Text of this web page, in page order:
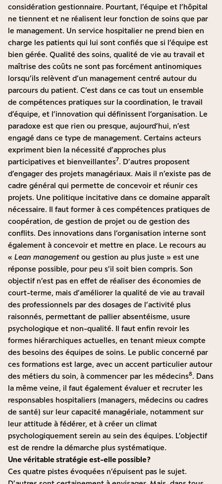
considération gestionnaire. Pourtant, l’équipe et l’hôpital
ne tiennent et ne réalisent leur fonction de soins que par
le management. Un service hospitalier ne prend bien en
charge les patients qui lui sont confiés que si l’équipe est
bien gérée. Qualité des soins, qualité de vie au travail et
maîtrise des coûts ne sont pas forcément antinomiques
lorsqu’ils relèvent d’un management centré autour du
parcours du patient. C’est dans ce cas tout un ensemble
de compétences pratiques sur la coordination, le travail
d’équipe, et l’innovation qui définissent l’organisation. Le
paradoxe est que rien ou presque, aujourd’hui, n’est
engagé dans ce type de management. Certains acteurs
expriment bien la nécessité d’approches plus
participatives et bienveillantes7. D’autres proposent
d’engager des projets managériaux. Mais il n’existe pas de
cadre général qui permette de concevoir et réunir ces
projets. Une politique incitative dans ce domaine apparaît
nécessaire. Il faut former à ces compétences pratiques de
coopération, de gestion de projet ou de gestion des
conflits. Des innovations dans l’organisation interne sont
également à concevoir et mettre en place. Le recours au
« Lean management ou gestion au plus juste » est une
réponse possible, pour peu s’il soit bien compris. Son
objectif n’est pas en effet de réaliser des économies de
court-terme, mais d’améliorer la qualité de vie au travail
des professionnels par des dosages de l’activité plus
raisonnés, permettant de pallier absentéisme, usure
psychologique et non-qualité. Il faut enfin revoir les
formes hiérarchiques actuelles, en tenant mieux compte
des besoins des équipes de soins. Le public concerné par
ces formations est large, avec un accent particulier autour
des métiers du soin, à commencer par les médecins8. Dans
la même veine, il faut également évaluer et recruter les
responsables hospitaliers (managers, médecins ou cadres
de santé) sur leur capacité managériale, notamment sur
leur attitude à fédérer, et à créer un climat
psychologiquement serein au sein des équipes. L’objectif
est de rendre la démarche plus systématique.
Une véritable stratégie est-elle possible ?
Ces quatre pistes évoquées n’épuisent pas le sujet.